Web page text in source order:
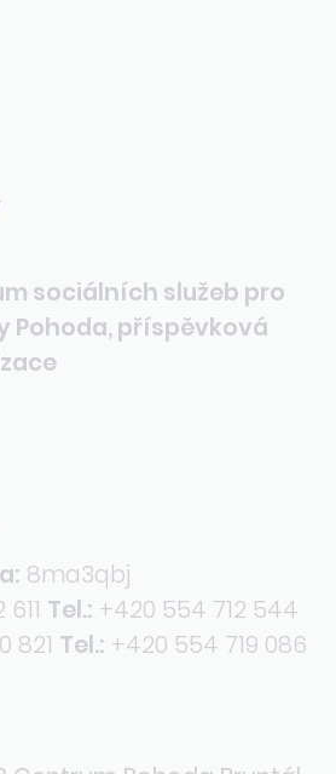
sociálních služeb pro
Pohoda, příspěvková
8ma3qbj
Tel.: +420 554 712 544
821 Tel.: +420 554 719 086